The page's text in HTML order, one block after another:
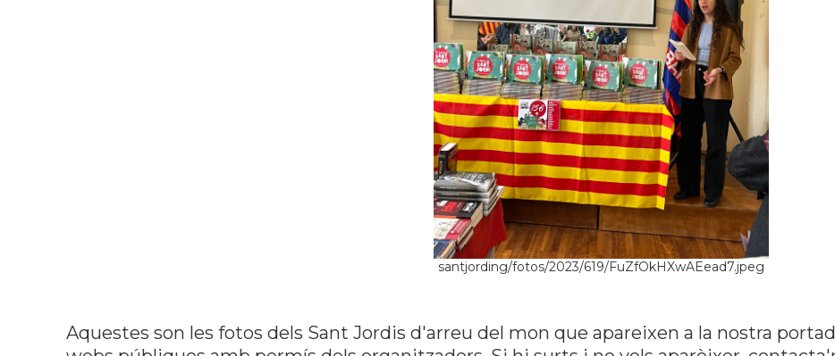
santjording/fotos/2023/619/FuZfOkHXwAEead7.jpeg
Aquestes son les fotos dels Sant Jordis d'arreu del mon que apareixen a la nostra